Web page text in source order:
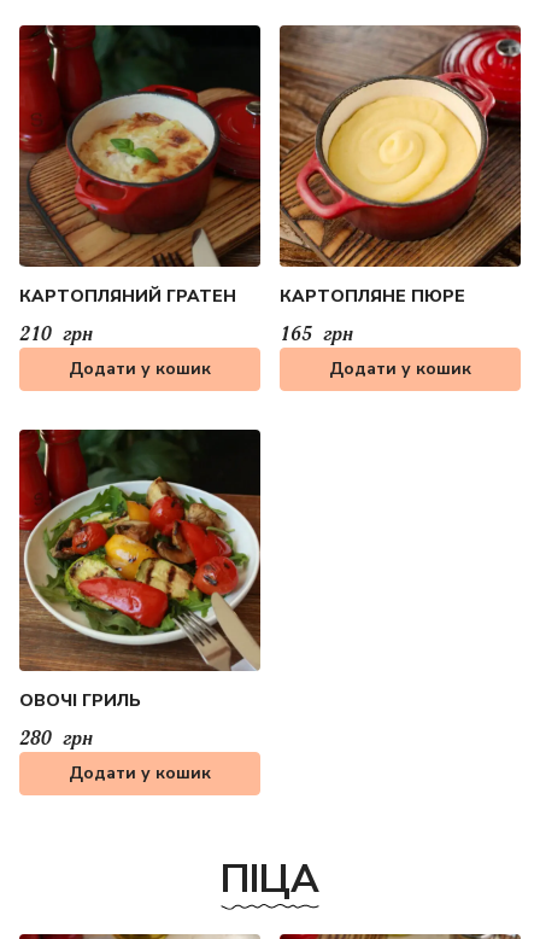
КАРТОПЛЯНИЙ ГРАТЕН
Додати у кошик
210 грн
КАРТОПЛЯНЕ ПЮРЕ
Додати у кошик
165 грн
ОВОЧІ ГРИЛЬ
Додати у кошик
280 грн
ПІЦА